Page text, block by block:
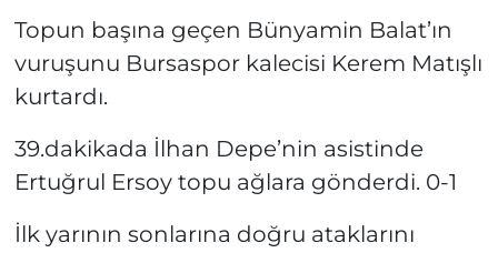
Topun başına geçen Bünyamin Balat’ın
vuruşunu Bursaspor kalecisi Kerem Matışlı
kurtardı.
39.dakikada İlhan Depe’nin asistinde
Ertuğrul Ersoy topu ağlara gönderdi. 0-1
İlk yarının sonlarına doğru ataklarını